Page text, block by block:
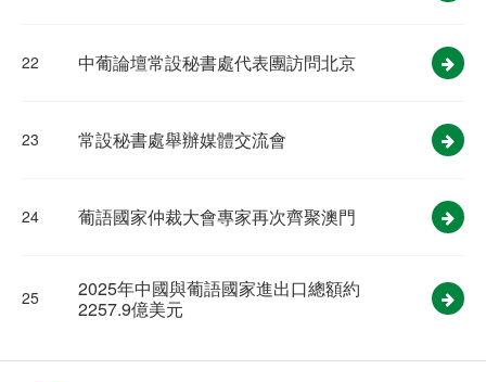
22 中葡論壇常設秘書處代表團訪問北京
23 常設秘書處舉辦媒體交流會
24 葡語國家仲裁大會專家再次齊聚澳門
25
2025年中國與葡語國家進出口總額約
2257.9億美元